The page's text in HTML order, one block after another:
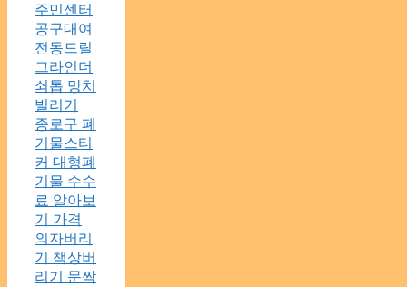
주민센터
공구대여
전동드릴
그라인더
쇠톱 망치
빌리기
종로구 폐
기물스티
커 대형폐
기물 수수
료 알아보
기 가격
의자버리
기 책상버
리기 문짝